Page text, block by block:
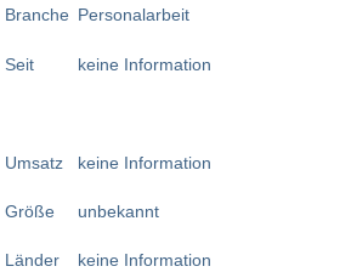
Branche
Seit
Umsatz
Größe
Länder
Personalarbeit
keine Information
keine Information
unbekannt
keine Information